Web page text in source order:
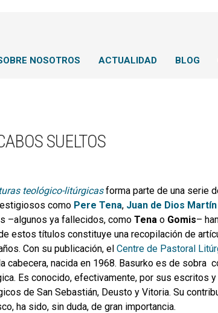
NOSOTROS ACTUALIDAD BLOG
SUELTOS
teológico-litúrgicasforma parte de una serie
como Pere Tena, Juan de Dios
–algunos ya fallecidos, como Tenao Gomis–
estos títulos constituye una recopilación de
Con su publicación, el Centre de Pastoral
cabecera, nacida en 1968. Basurko es de sobra
Es conocido, efectivamente, por sus escritos
de San Sebastián, Deusto y Vitoria. Su
ha sido, sin duda, de gran importancia.